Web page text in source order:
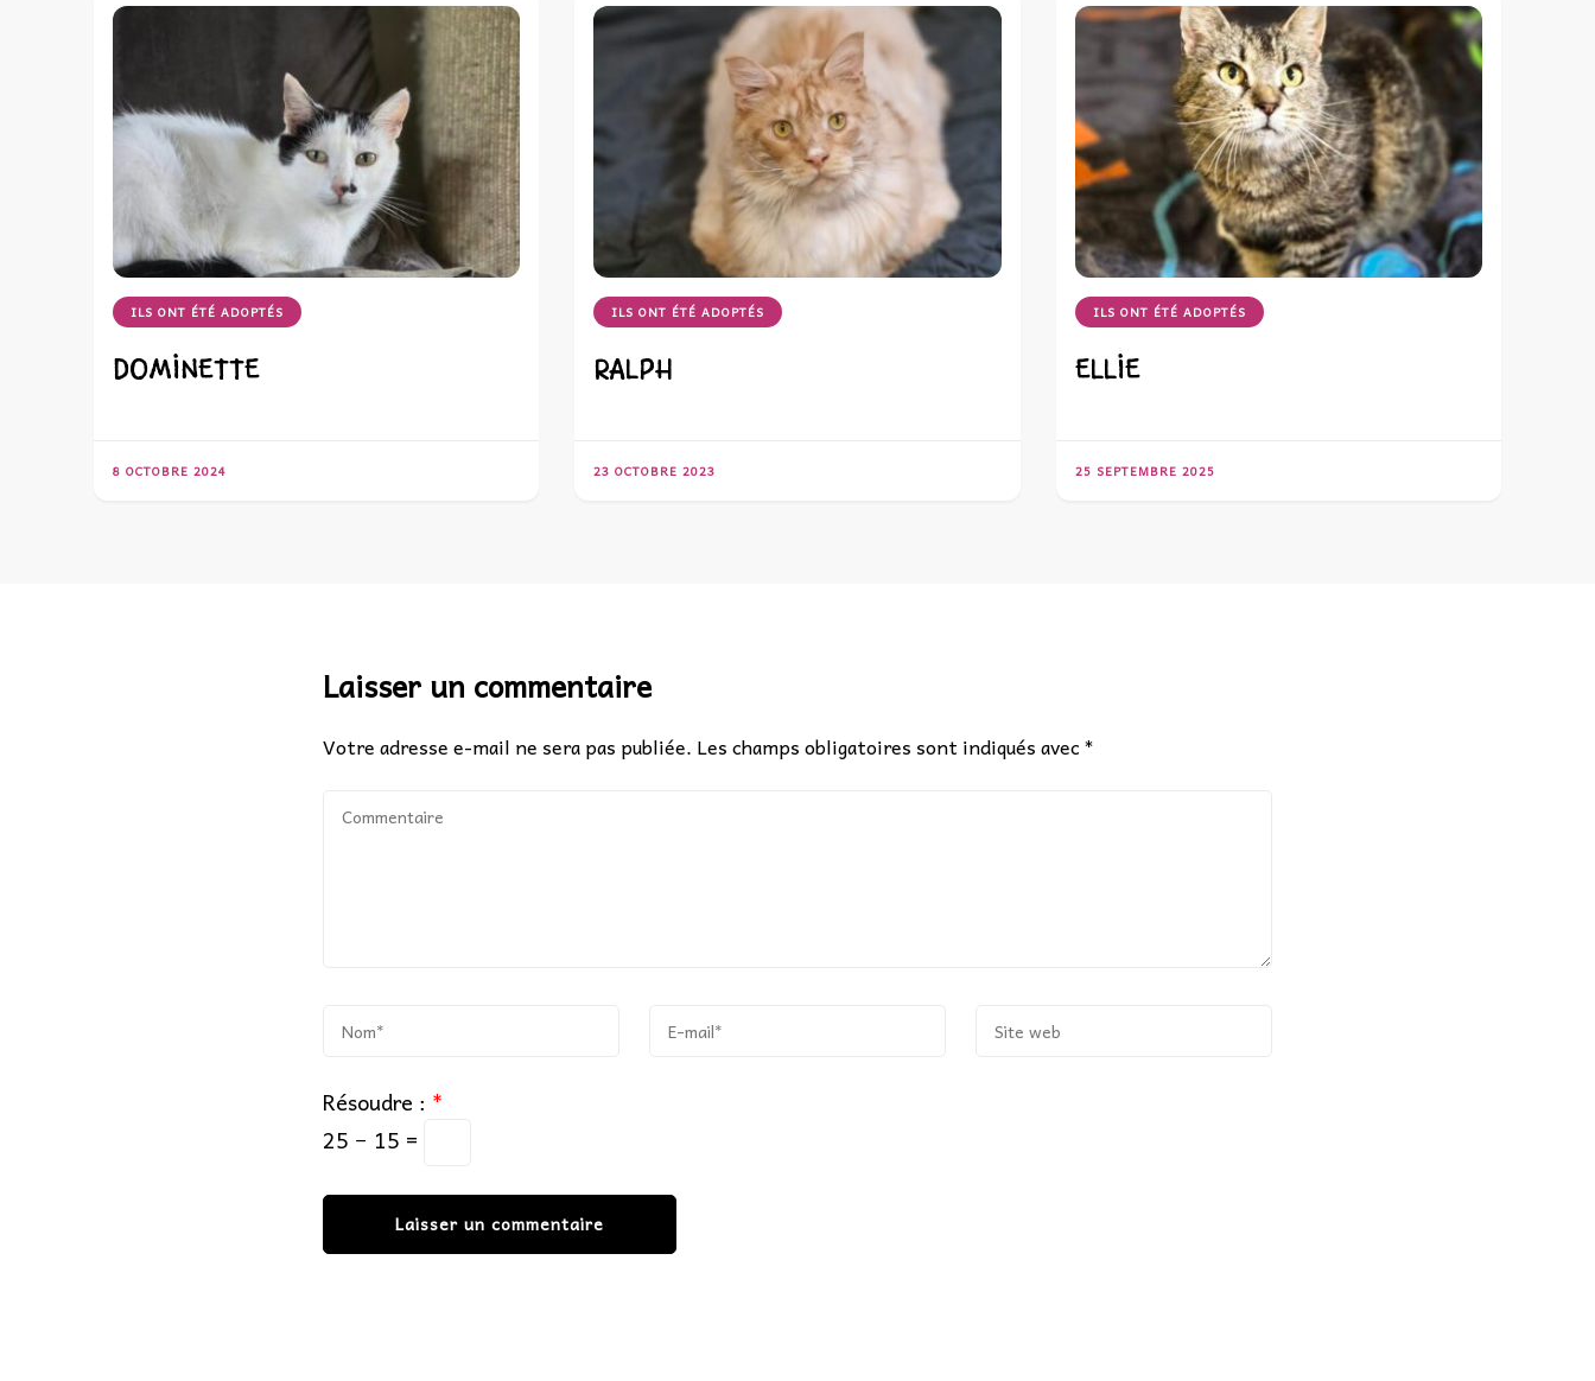
ILS ONT ÉTÉ ADOPTÉS
DOMINETTE
8 OCTOBRE 2024
ILS ONT ÉTÉ ADOPTÉS
RALPH
23 OCTOBRE 2023
ILS ONT ÉTÉ ADOPTÉS
ELLIE
25 SEPTEMBRE 2025
Laisser un commentaire
Votre adresse e-mail ne sera pas publiée. Les champs obligatoires sont indiqués avec*
Résoudre : *
25 − 15 =